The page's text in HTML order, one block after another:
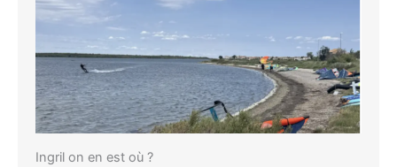
Ingril on en est où ?